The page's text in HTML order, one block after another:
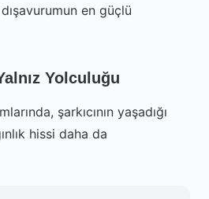
en güçlü
Yolculuğu
şarkıcının yaşadığı
hissi daha da